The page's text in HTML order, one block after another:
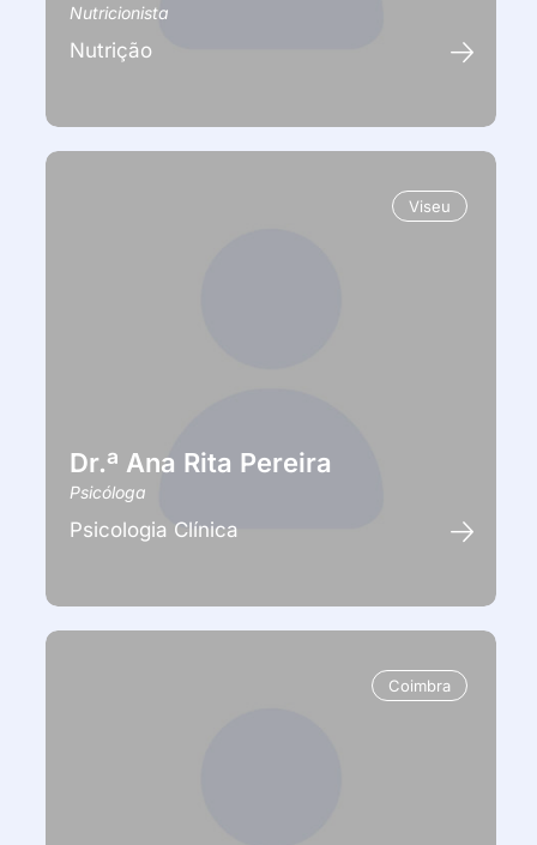
Nutricionista
Nutrição
Viseu
Dr.ª Ana Rita Pereira
Psicóloga
Psicologia Clínica
Coimbra